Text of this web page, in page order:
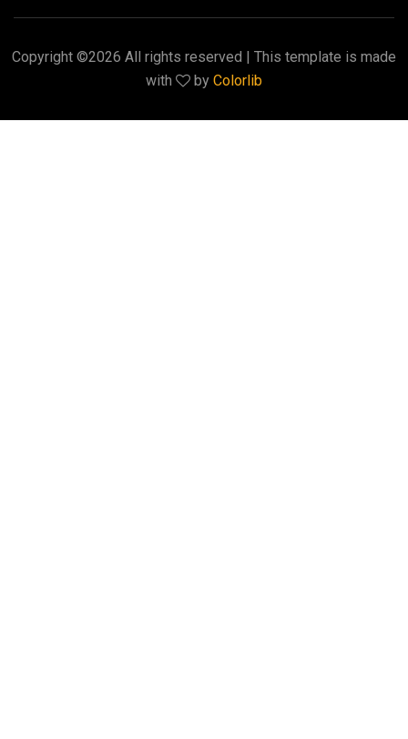
Copyright ©2026 All rights reserved | This template is made
with
by Colorlib